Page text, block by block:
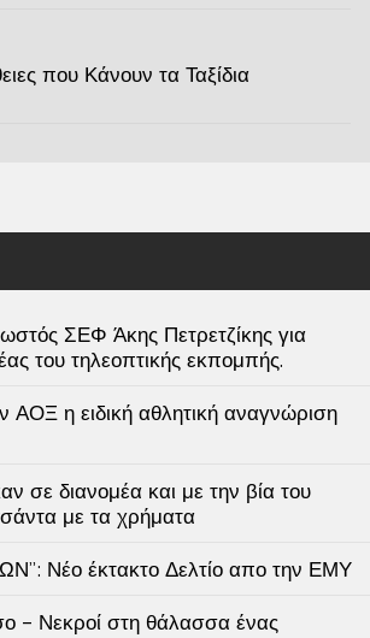
που Κάνουν τα Ταξίδια
ΣΕΦ Άκης Πετρετζίκης για
του τηλεοπτικής εκπομπής.
ΑΟΞ η ειδική αθλητική αναγνώριση
σε διανομέα και με την βία του
με τα χρήματα
Νέο έκτακτο Δελτίο απο την ΕΜΥ
– Νεκροί στη θάλασσα ένας